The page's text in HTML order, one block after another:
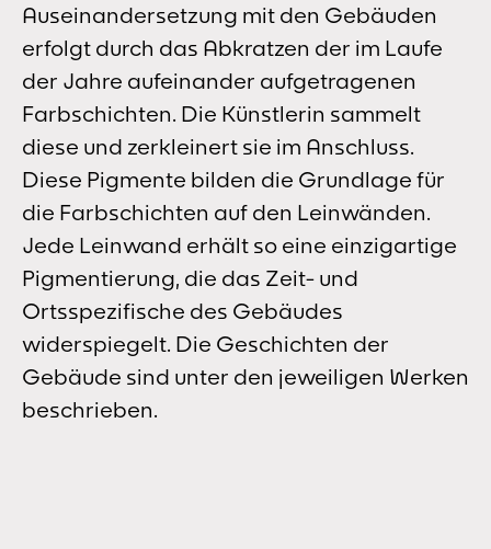
Auseinandersetzung mit den Gebäuden
erfolgt durch das Abkratzen der im Laufe
der Jahre aufeinander aufgetragenen
Farbschichten. Die Künstlerin sammelt
diese und zerkleinert sie im Anschluss.
Diese Pigmente bilden die Grundlage für
die Farbschichten auf den Leinwänden.
Jede Leinwand erhält so eine einzigartige
Pigmentierung, die das Zeit- und
Ortsspezifische des Gebäudes
widerspiegelt. Die Geschichten der
Gebäude sind unter den jeweiligen Werken
beschrieben.